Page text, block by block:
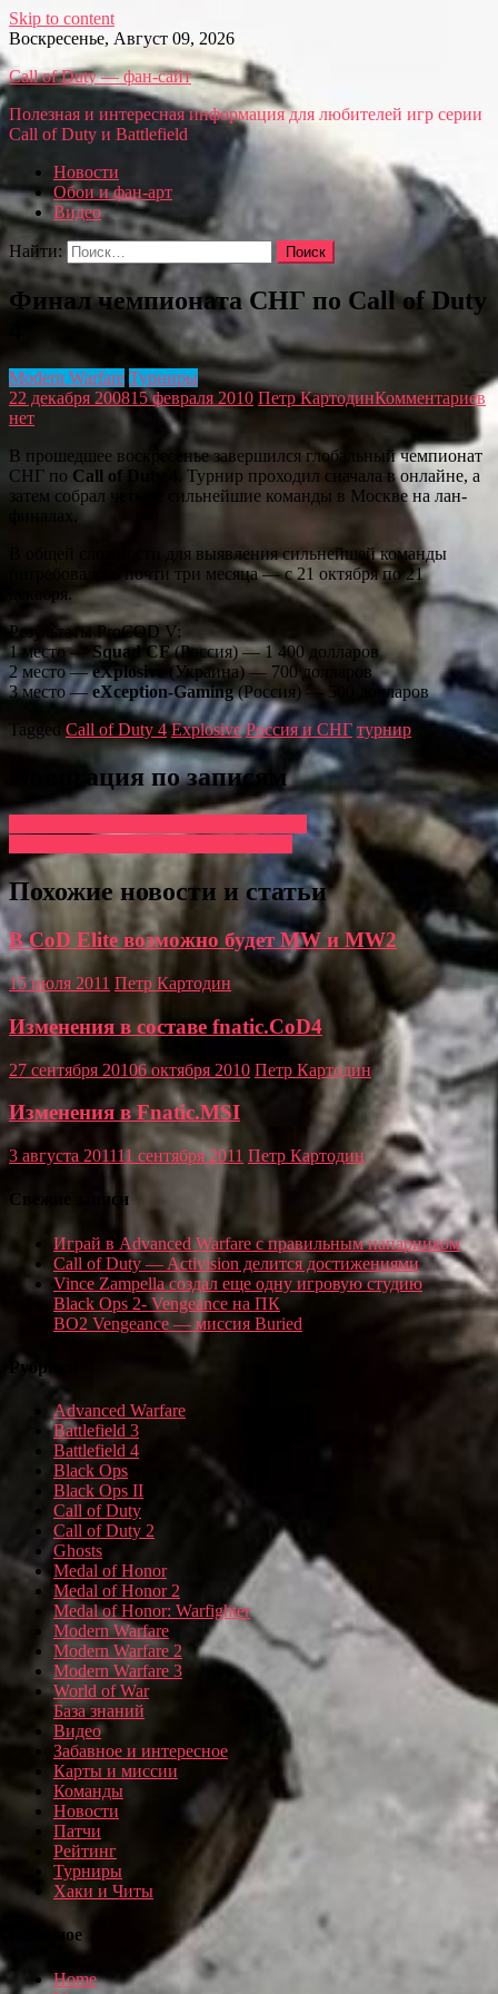
Skip to content
Воскресенье, Август 09, 2026
Call of Duty — фан-сайт
Полезная и интересная информация для любителей игр серии
Call of Duty и Battlefield
Новости
Обои и фан-арт
Видео
Найти:
Финал чемпионата СНГ по Call of Duty
Modern Warfare Турниры
22 декабря 200815 февраля 2010 Петр КартодинКомментариев
нет
В прошедшее воскресенье завершился глобальный чемпионат
СНГ по Call of Duty 4
. Турнир проходил сначала в онлайне, а
затем собрал четыре сильнейшие команды в Москве на лан-
финалах.
В общей сложности для выявления сильнейшей команды
потребовалось почти три месяца — с 21 октября по 21
декабря.
Результаты ProCOD V:
1 место — Squad CF(Россия) — 1 400 долларов
2 место —eXplosive
(Украина) — 700 долларов
3 место —eXception-Gaming(Россия) — 500 долларов
Tagged Call of Duty 4 Explosive Россия и СНГ турнир
Навигация по записям
Похожие новости и статьи
В CoD Elite возможно будет MW и MW2
15 июля 2011 Петр Картодин
Изменения в составе fnatic.CoD4
27 сентября 20106 октября 2010 Петр Картодин
Изменения в Fnatic.MSI
3 августа 201111 сентября 2011 Петр Картодин
Свежие записи
Играй в Advanced Warfare с правильным напарником
Call of Duty — Activision делится достижениями
Vince Zampella создал еще одну игровую студию
Black Ops 2- Vengeance на ПК
BO2 Vengeance — миссия Buried
Рубрики
Advanced Warfare
Battlefield 3
Battlefield 4
Black Ops
Black Ops II
Call of Duty
Call of Duty 2
Ghosts
Medal of Honor
Medal of Honor 2
Medal of Honor: Warfighter
Modern Warfare
Modern Warfare 2
Modern Warfare 3
World of War
База знаний
Видео
Забавное и интересное
Карты и миссии
Команды
Новости
Патчи
Рейтинг
Турниры
Хаки и Читы
Полезное
Home